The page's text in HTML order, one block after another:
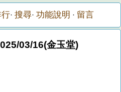
· 搜尋· 功能說明 · 留言
03/16(金玉堂)